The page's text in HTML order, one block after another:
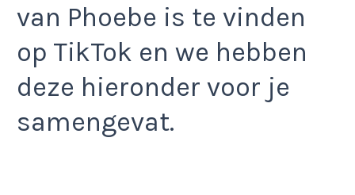
van Phoebe is te vinden
op TikTok en we hebben
deze hieronder voor je
samengevat.